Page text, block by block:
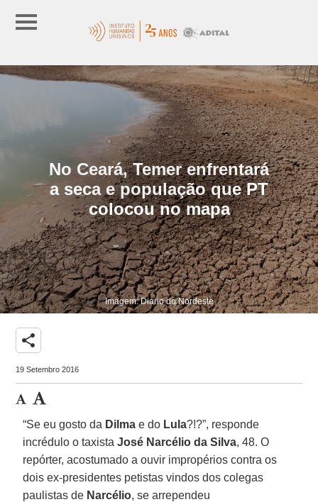
No Ceará, Temer enfrentará
a seca e população que PT
colocou no mapa
Imagem: Diario do Nordeste
share
19 Setembro 2016
“Se eu gosto da Dilma e do Lula?!?”, responde
incrédulo o taxistaJosé Narcélio da Silva, 48. O
repórter, acostumado a ouvir impropérios contra os
dois ex-presidentes petistas vindos dos colegas
paulistas de Narcélio, se arrependeu